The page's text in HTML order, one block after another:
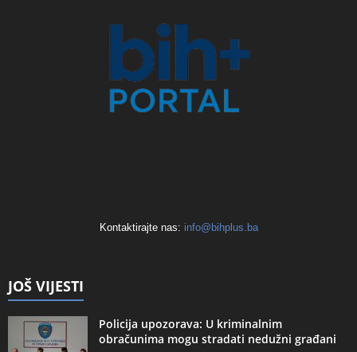
Kontaktirajte nas: info@bihplus.ba
JOŠ VIJESTI
Policija upozorava: U kriminalnim
obračunima mogu stradati nedužni građani